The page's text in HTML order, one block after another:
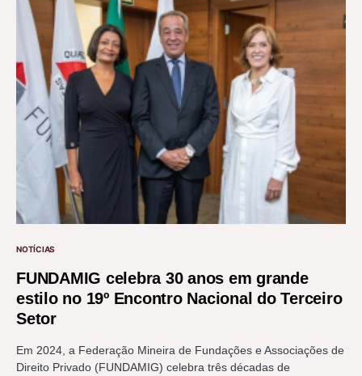
NOTÍCIAS
FUNDAMIG celebra 30 anos em grande
estilo no 19º Encontro Nacional do Terceiro
Setor
Em 2024, a Federação Mineira de Fundações e Associações de
Direito Privado (FUNDAMIG) celebra três décadas de